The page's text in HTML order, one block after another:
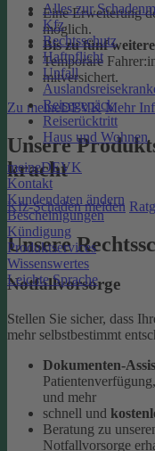
Alles zur
Kfz
Rechtsschutz
Haftpflicht
Unfall
Reisegepäck
Reiserücktritt
Haus und Wohnen
meineDEVK
Kontakt
Kundendaten ändern
Bescheinigungen
Kündigung
Produktservices
Wissenswertes
Leichte Sprache
Eine Erweiterung
möglich.
Bis zu fünf
Temporäre
mitversichert.
Zu meineDEVK Mehr
Unsere
kracht
Kfz-Schaden melden
Unsere
Notfallvorsorge
Stellen Sie sicher, dass
mehr selbstbestimmt
Dokumenten-
und mehr
schnell und
Beratung zu
Notfallvorsorge